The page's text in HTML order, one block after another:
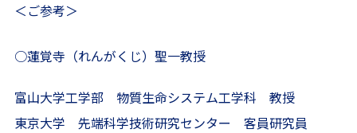
＜ご参考＞
○蓮覚寺（れんがくじ）聖一教授
富山大学工学部 物質生命システム工学科 教授
東京大学 先端科学技術研究センター 客員研究員